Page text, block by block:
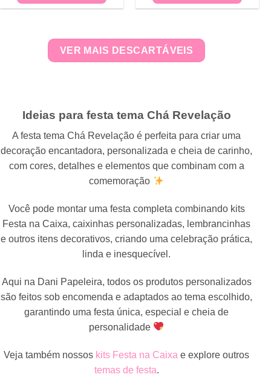
VER MAIS DESCARTÁVEIS
Ideias para festa tema Chá Revelação
A festa tema Chá Revelação é perfeita para criar uma
decoração encantadora, personalizada e cheia de carinho,
com cores, detalhes e elementos que combinam com a
comemoração
Você pode montar uma festa completa combinando kits
Festa na Caixa, caixinhas personalizadas, lembrancinhas
e outros itens decorativos, criando uma celebração prática,
linda e inesquecível.
Aqui na Dani Papeleira, todos os produtos personalizados
são feitos sob encomenda e adaptados ao tema escolhido,
garantindo uma festa única, especial e cheia de
personalidade
Veja também nossos kits Festa na Caixa e explore outros
temas de festa.